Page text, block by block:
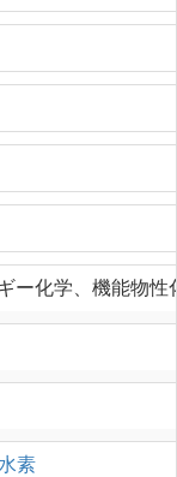
ー化学、機能物性
素